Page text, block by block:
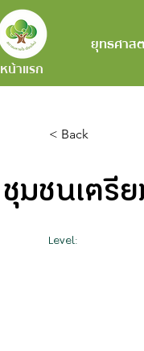
หน้าแรก
ยุทธศาส
< Back
ชุมชนเตรี
Level: